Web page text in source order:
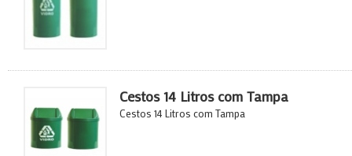
Cestos 14 Litros com Tampa
Cestos 14 Litros com Tampa